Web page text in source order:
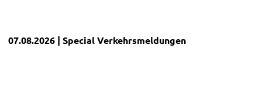
07.08.2026 | SpecialVerkehrsmeldungen